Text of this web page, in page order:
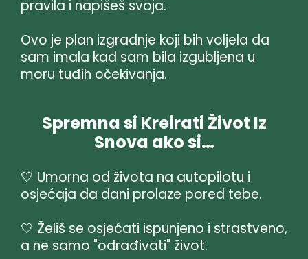
pravila i napišeš svoja.
Ovo je plan izgradnje koji bih voljela da
sam imala kad sam bila izgubljena u
moru tuđih očekivanja.
Spremna si Kreirati Život Iz
Snova ako si…
🤍 Umorna od života na autopilotu i
osjećaja da dani prolaze pored tebe.
🤍 Želiš se osjećati ispunjeno i strastveno,
a ne samo "odrađivati" život.